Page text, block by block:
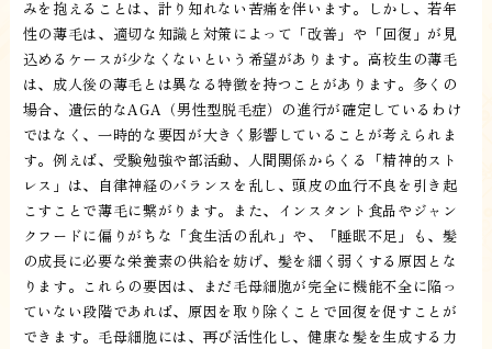
みを抱えることは、計り知れない苦痛を伴います。しかし、若年
性の薄毛は、適切な知識と対策によって「改善」や「回復」が見
込めるケースが少なくないという希望があります。高校生の薄毛
は、成人後の薄毛とは異なる特徴を持つことがあります。多くの
場合、遺伝的なAGA（男性型脱毛症）の進行が確定しているわけ
ではなく、一時的な要因が大きく影響していることが考えられま
す。例えば、受験勉強や部活動、人間関係からくる「精神的スト
レス」は、自律神経のバランスを乱し、頭皮の血行不良を引き起
こすことで薄毛に繋がります。また、インスタント食品やジャン
クフードに偏りがちな「食生活の乱れ」や、「睡眠不足」も、髪
の成長に必要な栄養素の供給を妨げ、髪を細く弱くする原因とな
ります。これらの要因は、まだ毛母細胞が完全に機能不全に陥っ
ていない段階であれば、原因を取り除くことで回復を促すことが
できます。毛母細胞には、再び活性化し、健康な髪を生成する力